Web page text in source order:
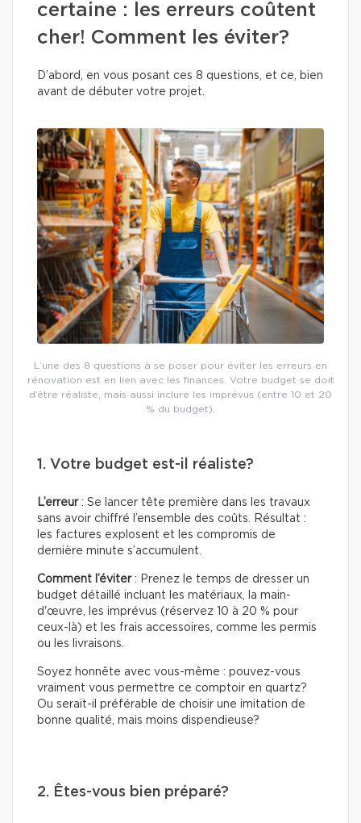
certaine : les erreurs coûtent
cher! Comment les éviter?
D’abord, en vous posant ces 8 questions, et ce, bien
avant de débuter votre projet.
L’une des 8 questions à se poser pour éviter les erreurs en
rénovation est en lien avec les finances. Votre budget se doit
d’être réaliste, mais aussi inclure les imprévus (entre 10 et 20
% du budget).
1. Votre budget est-il réaliste?
L’erreur: Se lancer tête première dans les travaux
sans avoir chiffré l’ensemble des coûts. Résultat :
les factures explosent et les compromis de
dernière minute s’accumulent.
Comment l’éviter: Prenez le temps de dresser un
budget détaillé incluant les matériaux, la main-
d'œuvre, les imprévus (réservez 10 à 20 % pour
ceux-là) et les frais accessoires, comme les permis
ou les livraisons.
Soyez honnête avec vous-même : pouvez-vous
vraiment vous permettre ce comptoir en quartz?
Ou serait-il préférable de choisir une imitation de
bonne qualité, mais moins dispendieuse?
2. Êtes-vous bien préparé?